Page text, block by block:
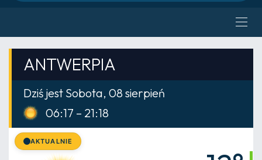
ANTWERPIA
Dziś jest Sobota, 08 sierpień
06:17 – 21:18
AKTUALNIE